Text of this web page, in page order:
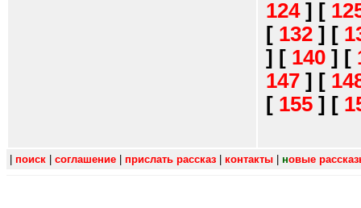
124] [
[ 132 ] [
] [ 140 ] [
147 ] [
[ 155 ] [
поиск соглашение прислать рассказ контакты новые